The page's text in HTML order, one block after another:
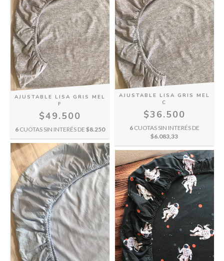
AJUSTABLE LISA GRIS MEL
F
$49.500
6 CUOTAS SIN INTERÉS DE $8.250
AJUSTABLE LISA GRIS MEL
C
$36.500
6 CUOTAS SIN INTERÉS DE
$6.083,33